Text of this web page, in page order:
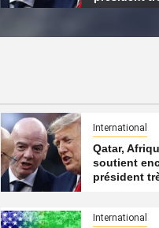
International
Qatar,
soutient
président
International